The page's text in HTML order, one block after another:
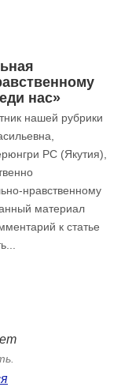
нас»
нашей рубрики
РС (Якутия),
нравственному
материал
к статье